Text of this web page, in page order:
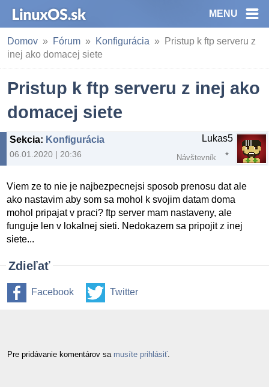
MENU
Domov Fórum Konfigurácia
Pristup k ftp serveru z
inej ako domacej siete
Pristup k ftp serveru z inej ako
domacej siete
Sekcia: Konfigurácia
06.01.2020 | 20:36
Lukas5
Návštevník
Viem ze to nie je najbezpecnejsi sposob prenosu dat ale
ako nastavim aby som sa mohol k svojim datam doma
mohol pripajat v praci? ftp server mam nastaveny, ale
funguje len v lokalnej sieti. Nedokazem sa pripojit z inej
siete...
Zdieľať
Facebook Twitter
Pre pridávanie komentárov sa musíte prihlásiť